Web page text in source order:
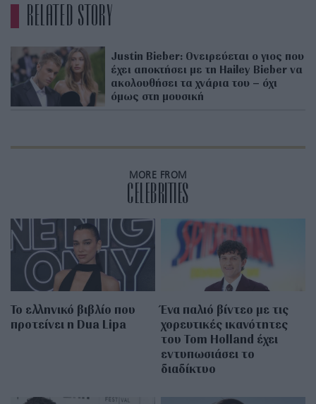
RELATED STORY
Justin Bieber: Ονειρεύεται ο γιος που
έχει αποκτήσει με τη Hailey Bieber να
ακολουθήσει τα χνάρια του – όχι
όμως στη μουσική
MORE FROM
CELEBRITIES
Το ελληνικό βιβλίο που
προτείνει η Dua Lipa
Ένα παλιό βίντεο με τις
χορευτικές ικανότητες
του Tom Holland έχει
εντυπωσιάσει το
διαδίκτυο